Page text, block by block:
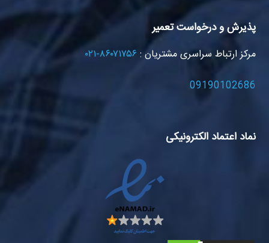
پذیرش و درخواست تعمیر
مرکز ارتباط سراسری مشتریان : ۸۶۰۷۱۷۵۶-۰۲۱
09190102686
نماد اعتماد الکترونیکی